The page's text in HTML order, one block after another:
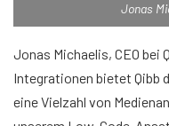
Jonas
Jonas Michaelis, CEO bei
Integrationen bietet Qibb
eine Vielzahl von